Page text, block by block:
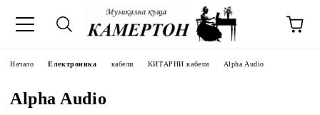
Начало Електроника кабели КИТАРНИ кабели Alpha Audio
Alpha Audio